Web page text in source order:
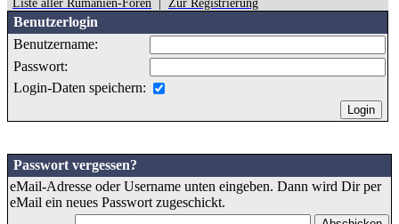
Liste aller Rumänien-Foren Zur Registrierung
Benutzerlogin
Benutzername:
Passwort:
Login-Daten speichern:
Passwort vergessen?
eMail-Adresse oder Username unten eingeben. Dann wird Dir per
eMail ein neues Passwort zugeschickt.